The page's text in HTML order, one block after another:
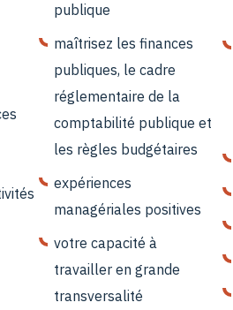
publique
maîtrisez les finances
publiques, le cadre
réglementaire de la
comptabilité publique et
les règles budgétaires
expériences
managériales positives
votre capacité à
travailler en grande
transversalité